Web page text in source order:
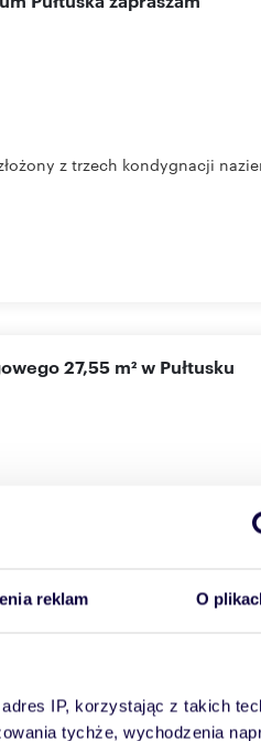
reklam O
IP, korzystając z takich
tychże, wychodzenia
z trzech kondygnacji
27,55 m² w Pułtusku
dnia zacznie na siebie
Pułtusk